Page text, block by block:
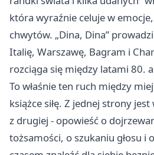
która wyraźnie celuje w
chwytów. „Dina, Dina”
Italię, Warszawę, Bagram i
rozciąga się między latami 80.
To właśnie ten ruch między
książce siłę. Z jednej strony
z drugiej - opowieść o
tożsamości, o szukaniu głosu i